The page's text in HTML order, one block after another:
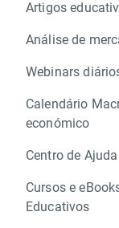
Artigos
Análise de
Webinars
Calendário
económico
Centro de Ajuda
Cursos e
Educativos